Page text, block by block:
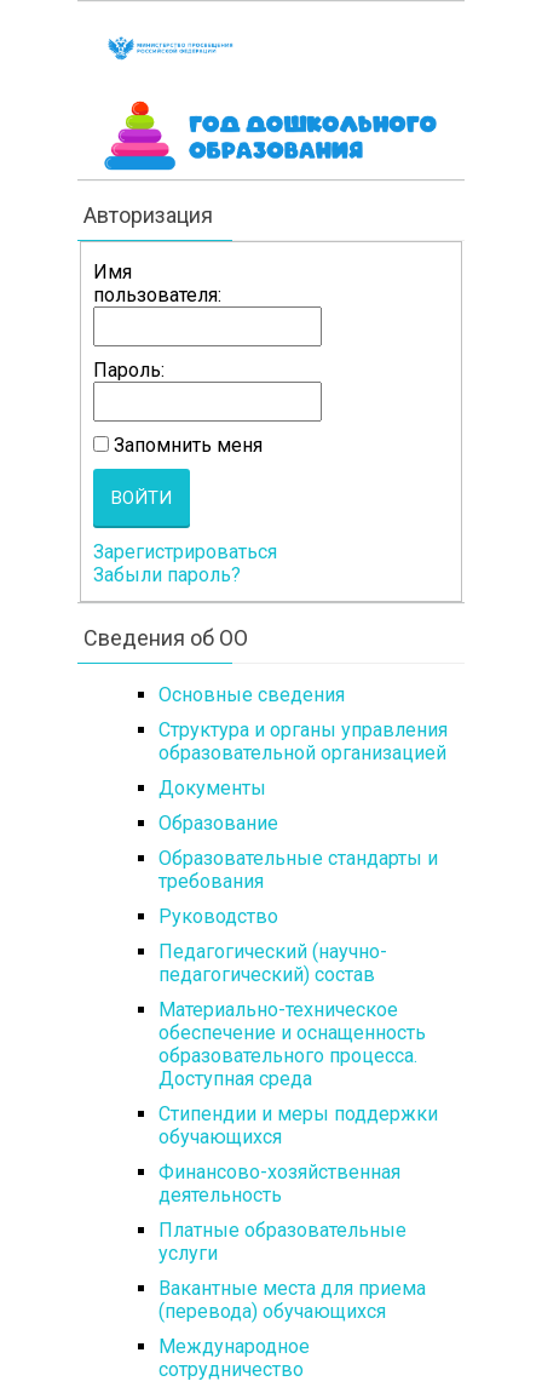
Авторизация
Имя
пользователя:
Пароль:
Запомнить меня
ВОЙТИ
Зарегистрироваться
Забыли пароль?
Сведения об ОО
Основные сведения
Структура и органы управления
образовательной организацией
Документы
Образование
Образовательные стандарты и
требования
Руководство
Педагогический (научно-
педагогический) состав
Материально-техническое
обеспечение и оснащенность
образовательного процесса.
Доступная среда
Стипендии и меры поддержки
обучающихся
Финансово-хозяйственная
деятельность
Платные образовательные
услуги
Вакантные места для приема
(перевода) обучающихся
Международное
сотрудничество